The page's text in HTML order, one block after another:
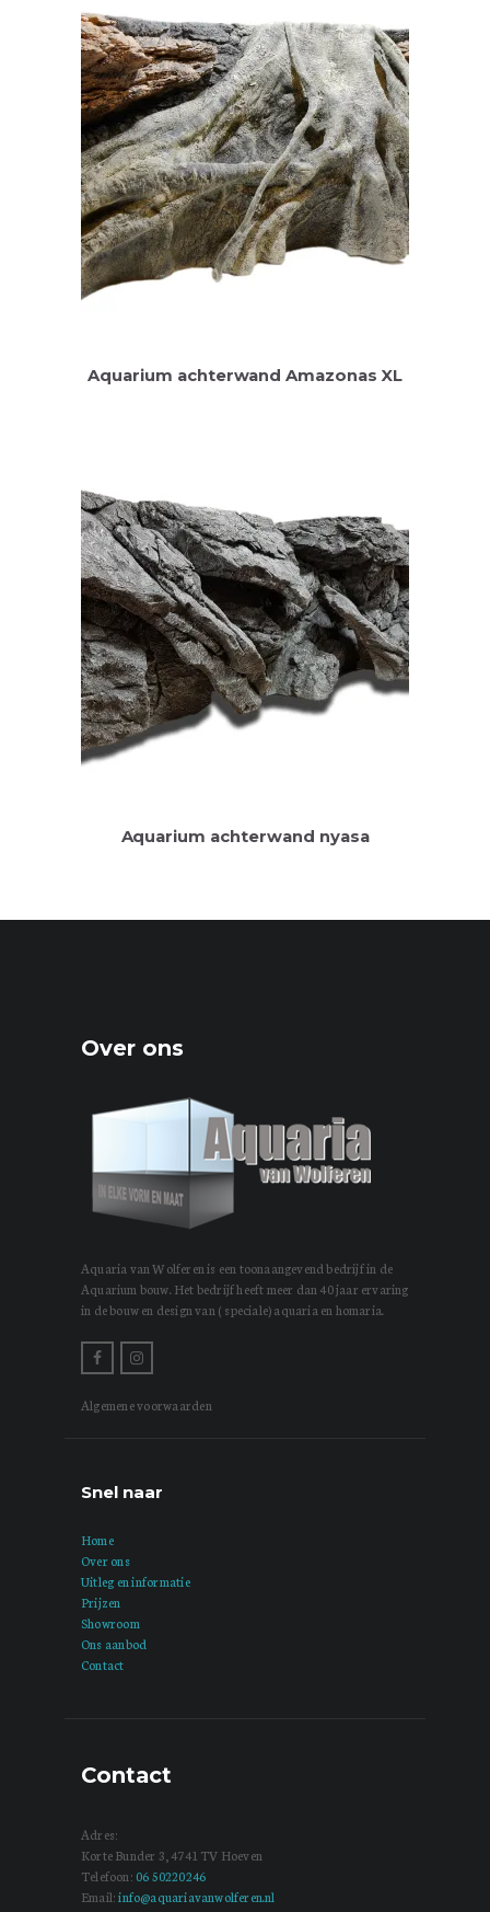
Aquarium achterwand Amazonas XL
Aquarium achterwand nyasa
Over ons
Aquaria van Wolferen is een toonaangevend bedrijf in de
Aquarium bouw. Het bedrijf heeft meer dan 40 jaar ervaring
in de bouw en design van ( speciale) aquaria en homaria.
Algemene voorwaarden
Snel naar
Home
Over ons
Uitleg en informatie
Prijzen
Showroom
Ons aanbod
Contact
Contact
Adres:
Korte Bunder 3, 4741 TV Hoeven
Telefoon: 06 50220246
Email:info@aquariavanwolferen.nl